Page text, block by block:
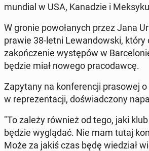
mundial w USA, Kanadzie i
W gronie powołanych przez Jana
prawie 38-letni Lewandows­ki, który
za­kończe­nie wys­tępów w
będzie miał nowego pra­co­daw­cę.
Za­py­tany na kon­fer­encji pra­sowej o
w reprezen­tacji, doświad­c­zony
"To zależy również od tego, jaki
będzie wyglą­dać. Nie mam tutaj
Może za jakiś czas będę wiedzi­ał